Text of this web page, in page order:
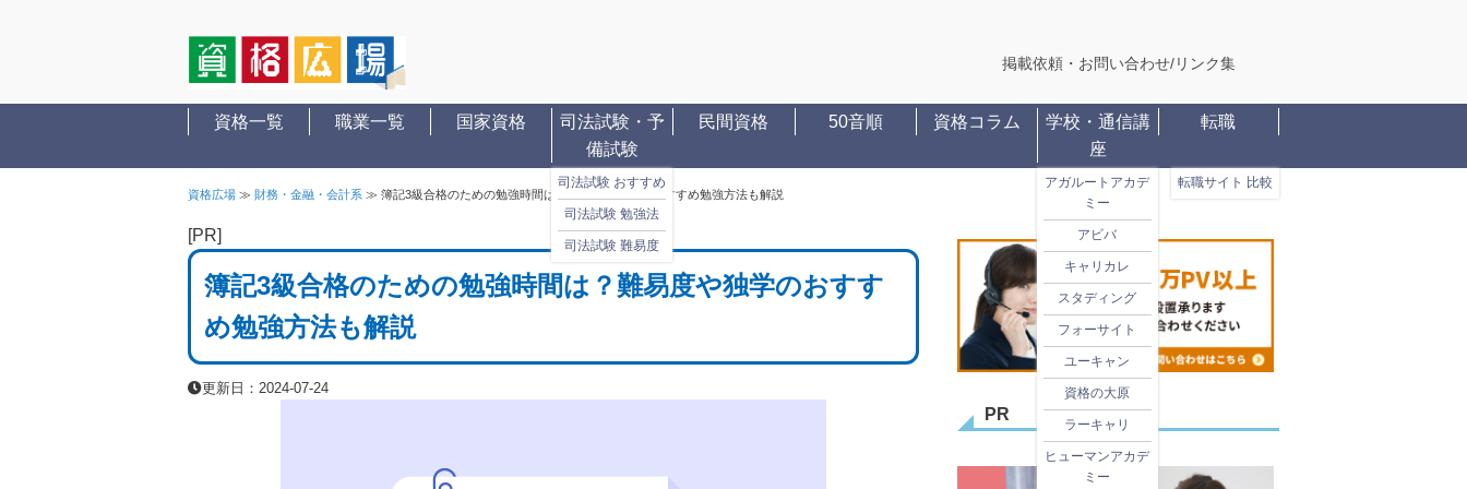
掲載依頼・お問い合わせ/リンク集
資格一覧 職業一覧 国家資格
司法試験・予
備試験
司法試験 おすすめ
司法試験 勉強法
司法試験 難易度
民間資格 50音順 資格コラム
学校・通信講
座
アガルートアカデ
ミー
アビバ
キャリカレ
スタディング
フォーサイト
ユーキャン
資格の大原
ラーキャリ
ヒューマンアカデ
ミー
転職
転職サイト 比較
資格広場 ≫ 財務・金融・会計系 ≫ 簿記3級合格のための勉強時間は？難易度や独学のおすすめ勉強方法も解説
[PR]
簿記3級合格のための勉強時間は？難易度や独学のおすす
め勉強方法も解説
更新日：2024-07-24
PR